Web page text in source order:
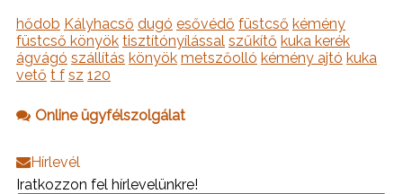
hődob Kályhacső dugó esővédő füstcső kémény
füstcső könyök tisztítónyílással szűkítő kuka kerék
ágvágó szállítás könyök metszőolló kémény ajtó kuka
vető t f sz 120
Online ügyfélszolgálat
Hírlevél
Iratkozzon fel hírlevelünkre!